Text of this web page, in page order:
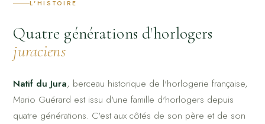
L'HISTOIRE
Quatre générations d'horlogers
juraciens
Natif du Jura, berceau historique de l'horlogerie française,
Mario Guérard est issu d'une famille d'horlogers depuis
quatre générations. C'est aux côtés de son père et de son